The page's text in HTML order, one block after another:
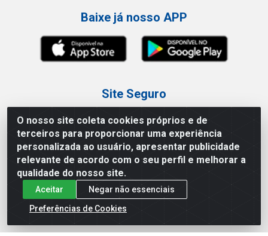
O nosso site coleta cookies próprios e de
terceiros para proporcionar uma experiência
personalizada ao usuário, apresentar publicidade
relevante de acordo com o seu perfil e melhorar a
qualidade do nosso site.
Aceitar
Negar não essenciais
Preferências de Cookies
Baixe já nosso APP
Site Seguro
Loja / Showroom
Tel.: (11) 3227-0546
Av Vautier, 587/597 - Pari - São Paulo/SP